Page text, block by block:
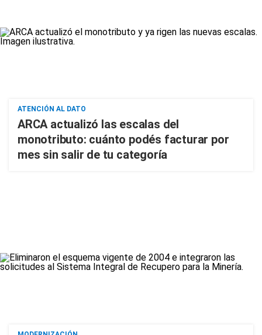
ATENCIÓN AL DATO
ARCA actualizó las escalas del
monotributo: cuánto podés facturar por
mes sin salir de tu categoría